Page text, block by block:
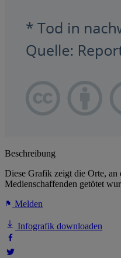
Beschreibung
Diese Grafik zeigt die Orte, an
Medienschaffenden getötet
Melden
Infografik downloaden